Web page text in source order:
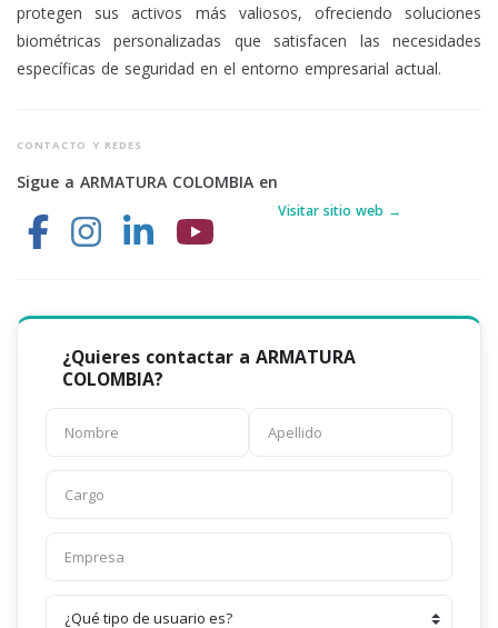
protegen sus activos más valiosos, ofreciendo soluciones
biométricas personalizadas que satisfacen las necesidades
específicas de seguridad en el entorno empresarial actual.
CONTACTO Y REDES
Sigue a ARMATURA COLOMBIA en
Visitar sitio web →
¿Quieres contactar a ARMATURA
COLOMBIA?